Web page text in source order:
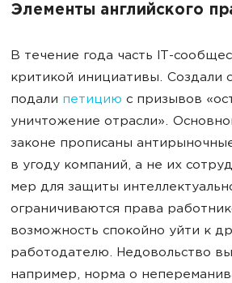
Элементы английского
В течение года часть IT-
критикой инициативы. Создали
подали петицию с призывов
уничтожение отрасли».
законе прописаны
в угоду компаний, а не их
мер для защиты
ограничиваются права
возможность спокойно уйти к
работодателю. Недовольство
например, норма о